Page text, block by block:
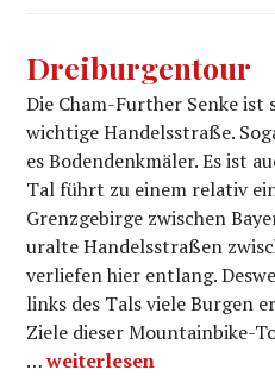
Dreiburgentour
Die Cham-Further Senke ist
wichtige Handelsstraße.
es Bodendenkmäler. Es ist
Tal führt zu einem relativ
Grenzgebirge zwischen
uralte Handelsstraßen
verliefen hier entlang.
links des Tals viele Burgen
Ziele dieser Mountainbike-
…Dreiburgentour
weiterlesen